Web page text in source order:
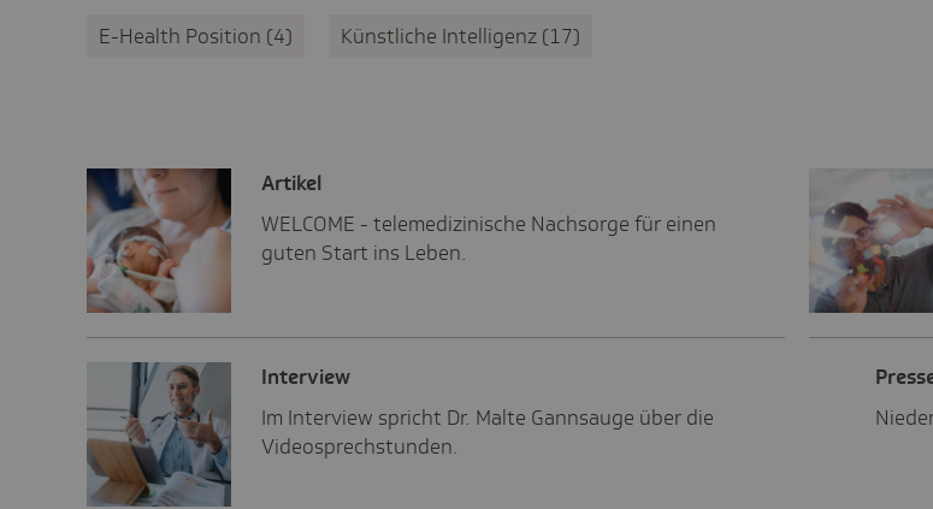
E-Health Position 4 Künstliche Intelligenz 17
Artikel
WELCOME - telemedizinische Nachsorge für einen
guten Start ins Leben.
Inter­view
Im Interview spricht Dr. Malte Gannsauge über die
Videosprechstunden.